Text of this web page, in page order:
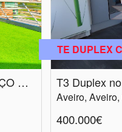
APARTAMENTO T2 COM TERRAÇO NA FORCA VOUGA
TE DUPLEX
T3 Duplex
Aveiro,
400.000€